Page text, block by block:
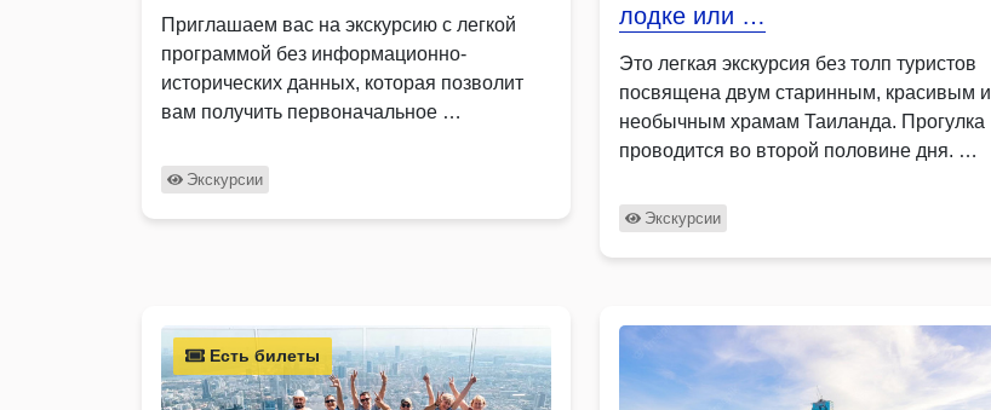
Приглашаем вас на экскурсию с легкой
программой без информационно-
исторических данных, которая позволит
вам получить первоначальное …
Экскурсии
лодке или …
Это легкая экскурсия без толп туристов
посвящена двум старинным, красивым и
необычным храмам Таиланда. Прогулка
проводится во второй половине дня. …
Экскурсии
Есть билеты